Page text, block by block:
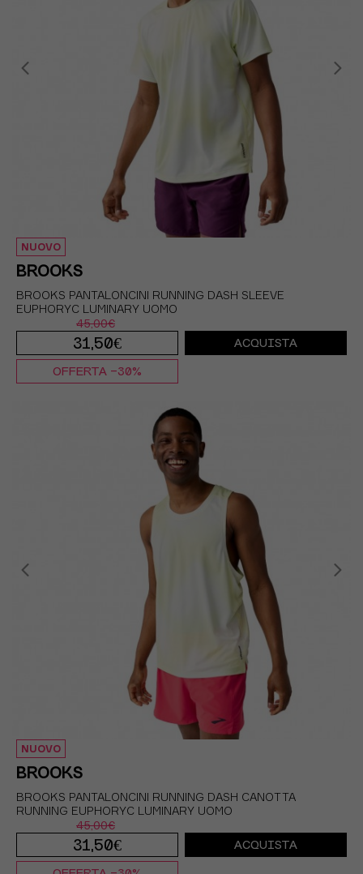
NUOVO
BROOKS
BROOKS PANTALONCINI RUNNING DASH SLEEVE
EUPHORYC LUMINARY UOMO
45,00€
31,50€ ACQUISTA
OFFERTA -30%
NUOVO
BROOKS
BROOKS PANTALONCINI RUNNING DASH CANOTTA
RUNNING EUPHORYC LUMINARY UOMO
45,00€
31,50€ ACQUISTA